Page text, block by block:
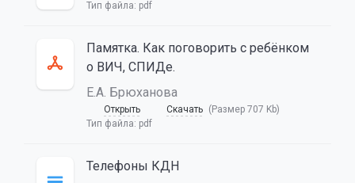
Тип файла: pdf
Памятка. Как поговорить с ребёнком
о ВИЧ, СПИДе.
Е.А. Брюханова
Открыть Скачать (Размер 707 Kb)
Тип файла: pdf
Телефоны КДН